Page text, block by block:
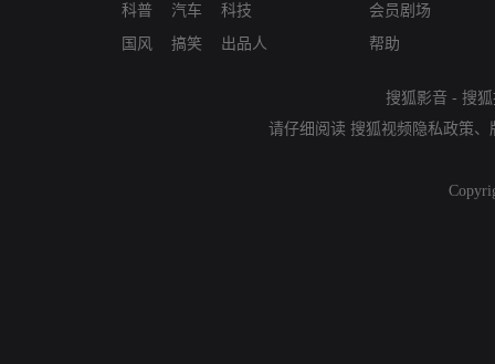
科普
国风
汽车
搞笑
科技
出品人
会员剧场
帮助
搜狐影音 - 搜
请仔细阅读 搜狐视频隐私政策、